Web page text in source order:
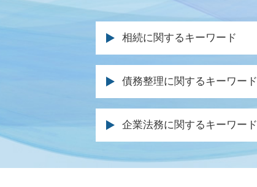
相続に関するキーワード
遺留分 侵害
借金 遺産 相続
遺言 弁護士 費用
相続 手続き 期限
相続放棄 手続き
債務整理に関するキーワード
自己破産 必要書類
特定調停 手続
自己破産 就職
企業法務に関するキーワード
契約書 リーガルチェックとは